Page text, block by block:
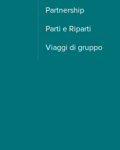
Partnership
Parti e Riparti
Viaggi di gruppo